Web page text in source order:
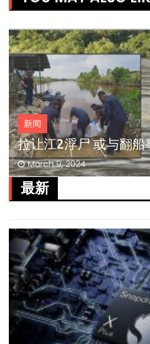
新闻
拉让江2浮尸 或与翻船
March 9, 2024
最新